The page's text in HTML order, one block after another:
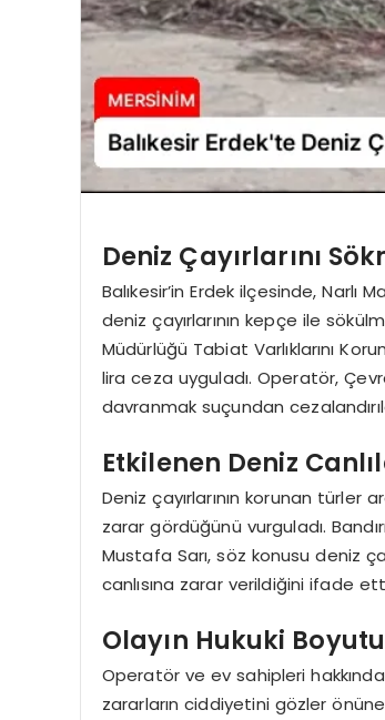
Deniz Çayırlarını
Balıkesir’in Erdek ilçesinde, Narlı
deniz çayırlarının kepçe ile
Müdürlüğü Tabiat Varlıklarını
lira ceza uyguladı. Operatör,
davranmak suçundan
Etkilenen Deniz
Deniz çayırlarının korunan türler
zarar gördüğünü vurguladı.
Mustafa Sarı, söz konusu deniz
canlısına zarar verildiğini ifade
Olayın Hukuki
Operatör ve ev sahipleri
zararların ciddiyetini gözler